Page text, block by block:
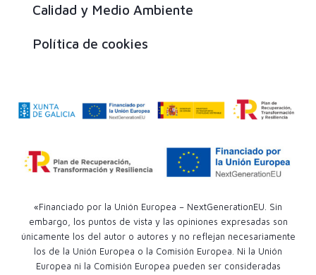
Calidad y Medio Ambiente
Política de cookies
«Financiado por la Unión Europea – NextGenerationEU. Sin
embargo, los puntos de vista y las opiniones expresadas son
únicamente los del autor o autores y no reflejan necesariamente
los de la Unión Europea o la Comisión Europea. Ni la Unión
Europea ni la Comisión Europea pueden ser consideradas